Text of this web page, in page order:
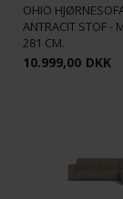
OHIO
ANTRACIT STOF -
281 CM.
10.999,00 DKK